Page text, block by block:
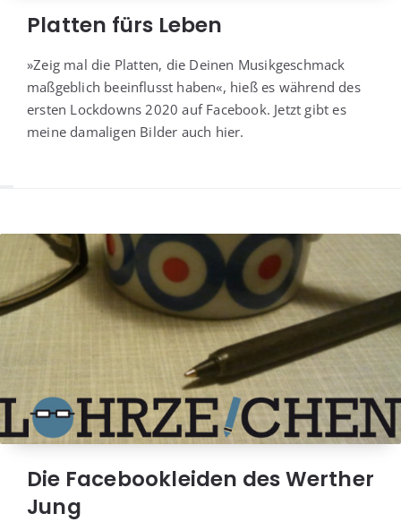
Platten fürs Leben
»Zeig mal die Plat­ten, die Dei­nen Musik­ge­schmack
maß­geb­lich beein­flusst haben«, hieß es wäh­rend des
ers­ten Lock­downs 2020 auf Face­book. Jetzt gibt es
mei­ne dama­li­gen Bil­der auch hier.
Die Facebookleiden des Werther
Jung